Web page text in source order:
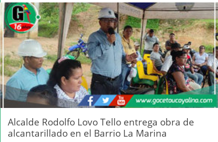
Alcalde Rodolfo Lovo Tello entrega obra de
alcantarillado en el Barrio La Marina